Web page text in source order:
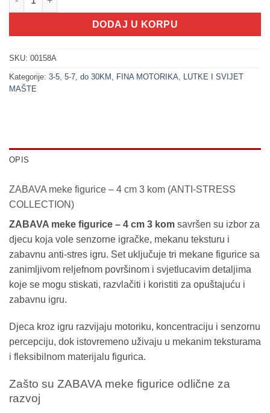
DODAJ U KORPU
SKU: 00158A
Kategorije: 3-5 5-7 do 30KM FINA MOTORIKA
LUTKE I SVIJET
MAŠTE
OPIS
ZABAVA meke figurice – 4 cm 3 kom (ANTI-STRESS
COLLECTION)
ZABAVA meke figurice – 4 cm 3 kom savršen su izbor za
djecu koja vole senzorne igračke, mekanu teksturu i
zabavnu anti-stres igru. Set uključuje tri mekane figurice sa
zanimljivom reljefnom površinom i svjetlucavim detaljima
koje se mogu stiskati, razvlačiti i koristiti za opuštajuću i
zabavnu igru.
Djeca kroz igru razvijaju motoriku, koncentraciju i senzornu
percepciju, dok istovremeno uživaju u mekanim teksturama
i fleksibilnom materijalu figurica.
Zašto su ZABAVA meke figurice odlične za
razvoj